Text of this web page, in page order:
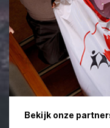
Bekijk onze